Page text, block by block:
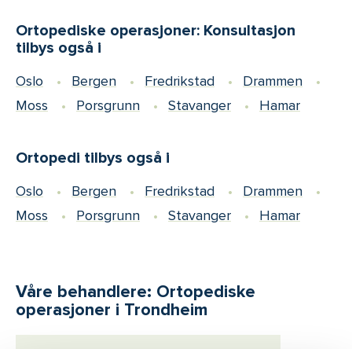
Ortopediske operasjoner: Konsultasjon
tilbys også i
Oslo Bergen Fredrikstad
Drammen
Moss
Porsgrunn Stavanger Hamar
Ortopedi tilbys også i
Oslo Bergen Fredrikstad
Drammen
Moss
Porsgrunn Stavanger Hamar
Våre behandlere: Ortopediske
operasjoner i Trondheim